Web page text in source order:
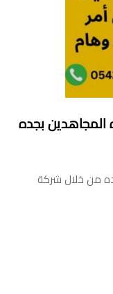
المجاهدين بجده
من خلال شركة